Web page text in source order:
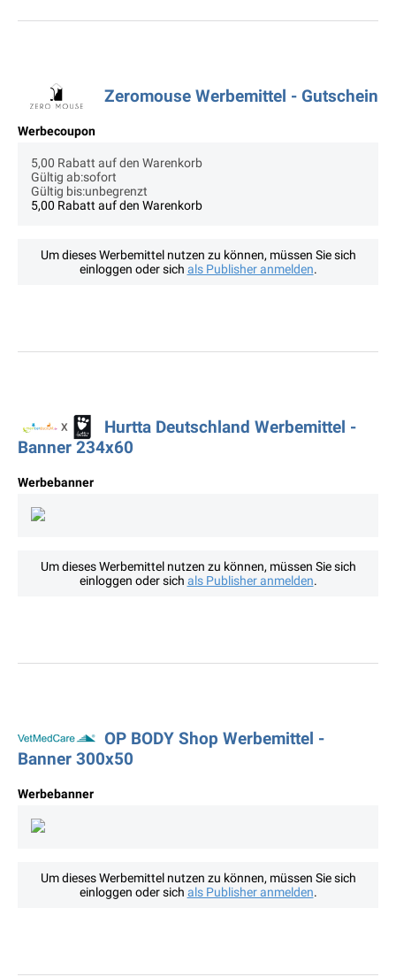
Zeromouse Werbemittel - Gutschein
Werbecoupon
5,00 Rabatt auf den Warenkorb
Gültig ab:sofort
Gültig bis:unbegrenzt
5,00 Rabatt auf den Warenkorb
Um dieses Werbemittel nutzen zu können, müssen Sie sich
einloggen oder sich als Publisher anmelden.
Hurtta Deutschland Werbemittel -
Banner 234x60
Werbebanner
Um dieses Werbemittel nutzen zu können, müssen Sie sich
einloggen oder sich als Publisher anmelden.
OP BODY Shop Werbemittel -
Banner 300x50
Werbebanner
Um dieses Werbemittel nutzen zu können, müssen Sie sich
einloggen oder sich als Publisher anmelden.